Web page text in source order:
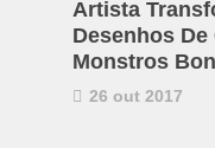
Artista
Desenhos
Monstros
26 out 2017